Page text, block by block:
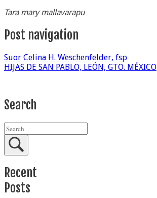
Tara mary mallavarapu
Post navigation
Suor Celina H. Weschenfelder, fsp
HIJAS DE SAN PABLO, LEÓN, GTO. MÉXICO
Search
Recent
Posts